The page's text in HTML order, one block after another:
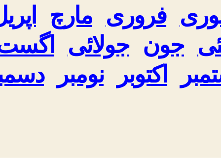
فروری مارچ
جون جولائی
اکتوبر نومبر